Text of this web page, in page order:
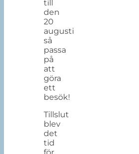
till
den
20
augusti
så
passa
på
att
göra
ett
besök!
Tillslut
blev
det
tid